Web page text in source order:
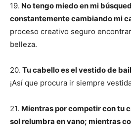
19. No tengo miedo en mi
constantemente cambiando mi
proceso creativo seguro
belleza.
20. Tu cabello es el vestido de
¡Así que procura ir siempre
21. Mientras por competir con tu
sol relumbra en vano; mientras